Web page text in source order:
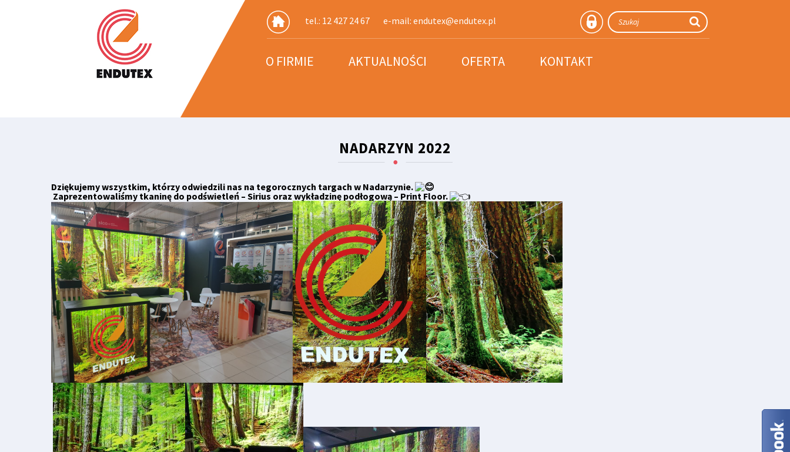
tel.: 12 427 24 67 e-mail: endutex@endutex.pl
O FIRMIE AKTUALNOŚCI OFERTA KONTAKT
NADARZYN 2022
Dziękujemy wszystkim, którzy odwiedzili nas na tegorocznych targach w Nadarzynie.
Zaprezentowaliśmy tkaninę do podświetleń – Sirius oraz wykładzinę podłogową – Print Floor.